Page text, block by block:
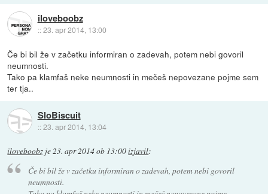
iloveboobz
::23. apr 2014, 13:00
Če bi bil že v začetku informiran o zadevah, potem nebi govoril
neumnosti.
Tako pa klamfaš neke neumnosti in mečeš nepovezane pojme sem
ter tja..
SloBiscuit
::23. apr 2014, 13:04
iloveboobz je23. apr 2014 ob 13:00izjavil:
Če bi bil že v začetku informiran o zadevah, potem nebi govoril
neumnosti.